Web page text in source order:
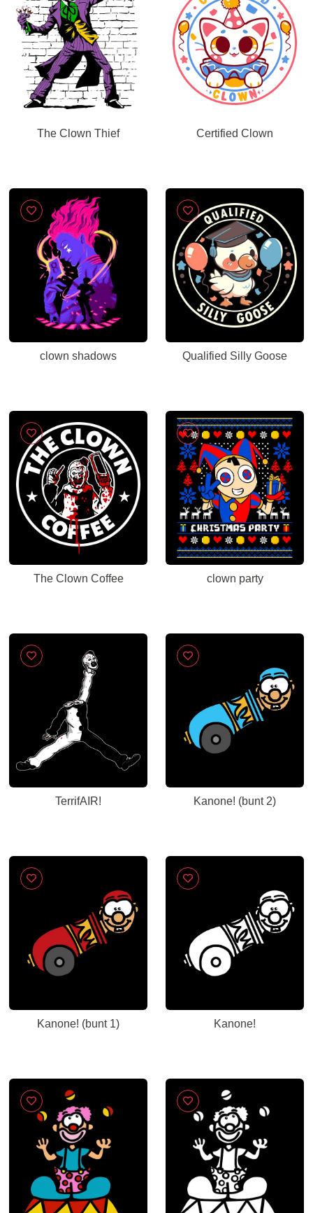
The Clown Thief Certified Clown
clown shadows Qualified Silly Goose
The Clown Coffee clown party
TerrifAIR! Kanone! (bunt 2)
Kanone! (bunt 1) Kanone!